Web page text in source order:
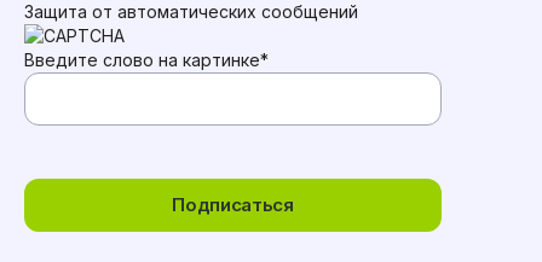
Подписаться
Защита от автоматических сообщений
Введите слово на картинке*